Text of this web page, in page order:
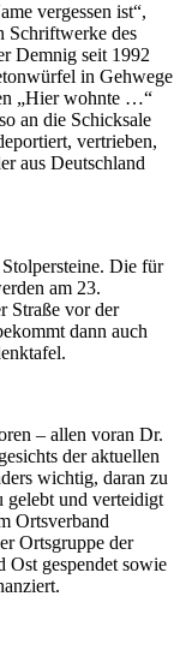
vergessen ist“,
Schriftwerke des
Demnig seit 1992
in Gehwege
„Hier wohnte …“
an die Schicksale
vertrieben,
aus Deutschland
Die für
am 23.
Straße vor der
dann auch
– allen voran Dr.
der aktuellen
wichtig, daran zu
gelebt und verteidigt
Ortsverband
Ortsgruppe der
gespendet sowie